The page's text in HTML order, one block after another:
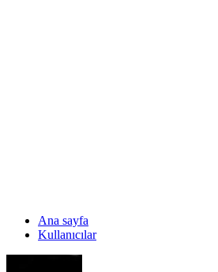
Ana sayfa
Kullanıcılar